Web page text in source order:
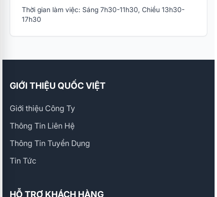
Thời gian làm việc: Sáng 7h30-11h30, Chiều 13h30-
17h30
GIỚI THIỆU QUỐC VIỆT
Giới thiệu Công Ty
Thông Tin Liên Hệ
Thông Tin Tuyển Dụng
Tin Tức
HỖ TRỢ KHÁCH HÀNG